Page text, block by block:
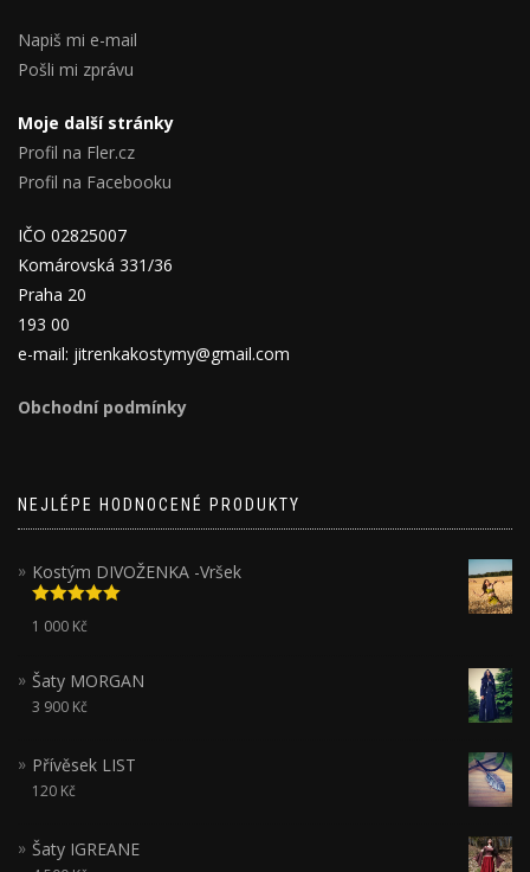
Napiš mi e-mail
Pošli mi zprávu
Moje další stránky
Profil na Fler.cz
Profil na Facebooku
IČO 02825007
Komárovská 331/36
Praha 20
193 00
e-mail: jitrenkakostymy@gmail.com
Obchodní podmínky
NEJLÉPE HODNOCENÉ PRODUKTY
Kostým DIVOŽENKA -Vršek
Hodnocení
5.00z 5
1 000 Kč
Šaty MORGAN
3 900 Kč
Přívěsek LIST
120 Kč
Šaty IGREANE